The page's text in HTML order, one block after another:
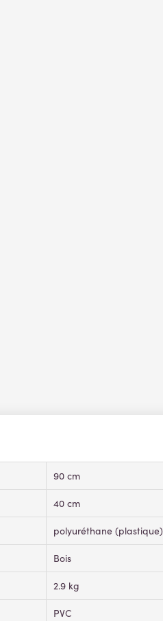
90 cm
40 cm
polyuréthane (plastique)
Bois
2.9 kg
PVC